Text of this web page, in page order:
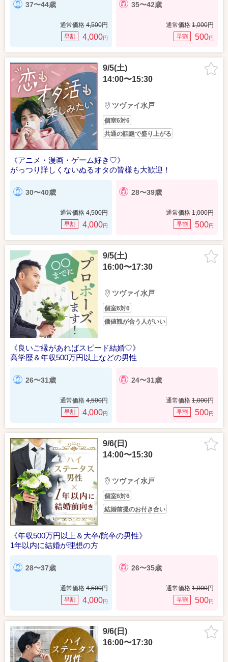
37〜44歳
通常価格 4,500円
早割 4,000円
35〜42歳
通常価格 1,000円
早割 500円
9/5(土)
14:00〜15:30
ツヴァイ水戸
個室6対6
共通の話題で盛り上がる
《アニメ・漫画・ゲーム好き♡》
がっつり詳しくないぬるオタの皆様も大歓迎！
30〜40歳
通常価格 4,500円
早割 4,000円
28〜39歳
通常価格 1,000円
早割 500円
9/5(土)
16:00〜17:30
ツヴァイ水戸
個室6対6
価値観が合う人がいい
《良いご縁があればスピード結婚♡》
高学歴＆年収500万円以上などの男性
26〜31歳
通常価格 4,500円
早割 4,000円
24〜31歳
通常価格 1,000円
早割 500円
9/6(日)
14:00〜15:30
ツヴァイ水戸
個室6対6
結婚前提のお付き合い
《年収500万円以上＆大卒/院卒の男性》
1年以内に結婚が理想の方
28〜37歳
通常価格 4,500円
早割 4,000円
26〜35歳
通常価格 1,000円
早割 500円
9/6(日)
16:00〜17:30